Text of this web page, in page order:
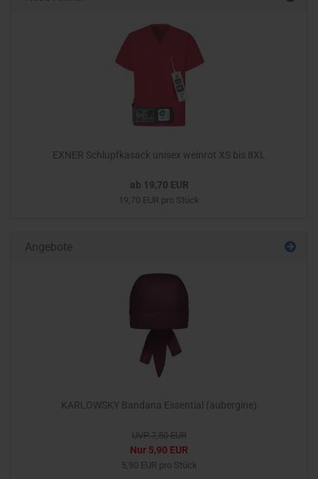
EXNER Schlupfkasack unisex weinrot XS bis 8XL
ab 19,70 EUR
19,70 EUR pro Stück
Angebote
KARLOWSKY Bandana Essential (aubergine)
UVP 7,50 EUR
Nur 5,90 EUR
5,90 EUR pro Stück